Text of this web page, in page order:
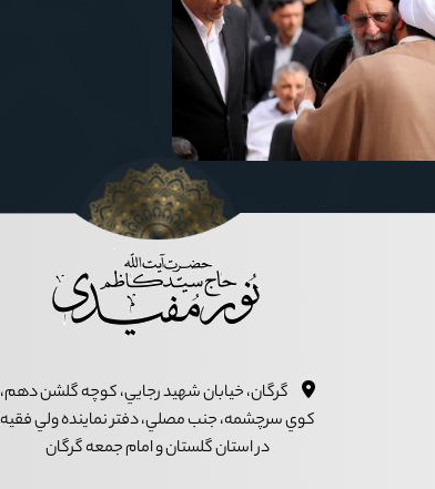
گرگان، خيابان شهيد رجايي، کوچه گلشن دهم،
کوي سرچشمه، جنب مصلي، دفتر نماينده ولي فقيه
در استان گلستان و امام جمعه گرگان